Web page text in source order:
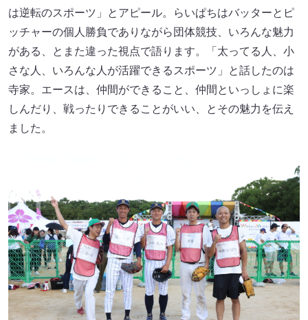
は逆転のスポーツ」とアピール。らいぱちはバッターとピ
ッチャーの個人勝負でありながら団体競技、いろんな魅力
がある、とまた違った視点で語ります。「太ってる人、小
さな人、いろんな人が活躍できるスポーツ」と話したのは
寺家。エースは、仲間ができること、仲間といっしょに楽
しんだり、戦ったりできることがいい、とその魅力を伝え
ました。